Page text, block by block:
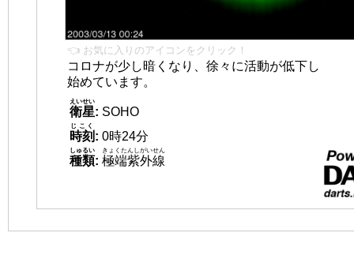
👈 お気に入りのアイコンをクリック！
コロナが少し暗くなり、徐々に活動が低下し
始めています。
衛星
えいせい
: SOHO
時刻
じこく
: 0時24分
種類
しゅるい
: 極端紫外線
きょくたんしがいせん